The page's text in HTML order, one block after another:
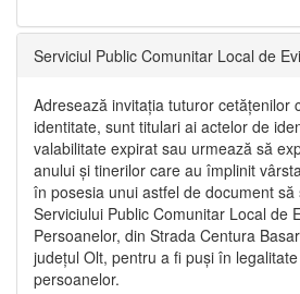
Serviciul Public Comunitar Local de
Adresează invitația tuturor cetățenilor
identitate, sunt titulari ai actelor de
valabilitate expirat sau urmează să
anului și tinerilor care au împlinit
în posesia unui astfel de document
Serviciului Public Comunitar Local de
Persoanelor, din Strada Centura
județul Olt, pentru a fi puși în
persoanelor.